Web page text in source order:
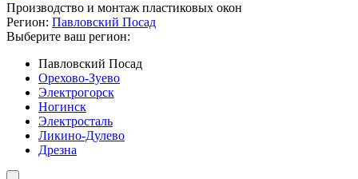
Производство и монтаж пластиковых окон
Регион: Павловский Посад
Выберите ваш регион:
Павловский Посад
Орехово-Зуево
Электрогорск
Ногинск
Электросталь
Ликино-Дулево
Дрезна